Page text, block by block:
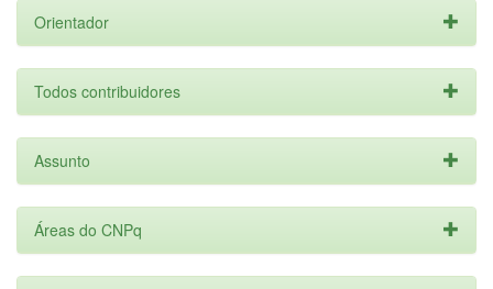
Orientador
Todos contribuidores
Assunto
Áreas do CNPq